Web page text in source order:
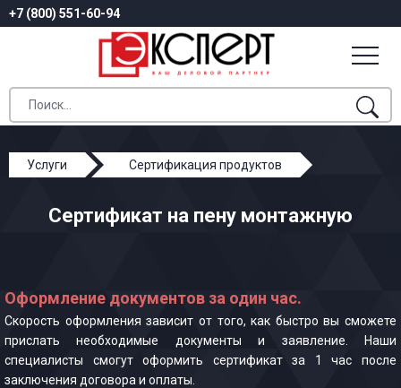
+7 (800) 551-60-94
Услуги
Сертификация продуктов
Сертификат на пену монтажную
Оформление документов за один час.
Скорость оформления зависит от того, как быстро вы сможете
прислать необходимые документы и заявление. Наши
специалисты смогут оформить сертификат за 1 час после
заключения договора и оплаты.